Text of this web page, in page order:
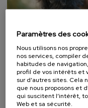
DROIT SOCIÉTÉ SANTÉ
COURS D'ÉTÉ
Paramètres des
Nous utilisons nos
nos services, compiler
habitudes de
profil de vos intérêts et
sur d’autres sites. Cela
que nous proposons et
qui suscitent l’intérêt,
Web et sa sécurité.